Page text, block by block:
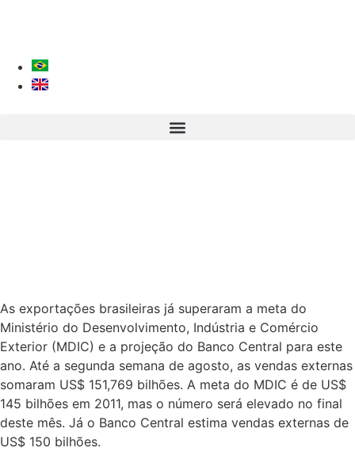
As exportações brasileiras já superaram a meta do
Ministério do Desenvolvimento, Indústria e Comércio
Exterior (MDIC) e a projeção do Banco Central para este
ano. Até a segunda semana de agosto, as vendas externas
somaram US$ 151,769 bilhões. A meta do MDIC é de US$
145 bilhões em 2011, mas o número será elevado no final
deste mês. Já o Banco Central estima vendas externas de
US$ 150 bilhões.